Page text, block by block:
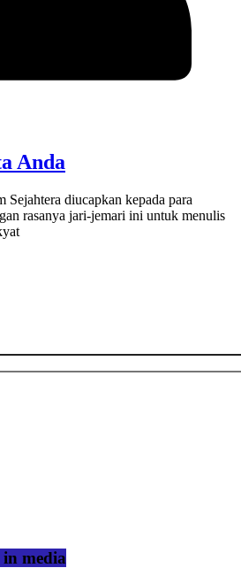
Anda
Sejahtera diucapkan kepada para
rasanya jari-jemari ini untuk menulis
media